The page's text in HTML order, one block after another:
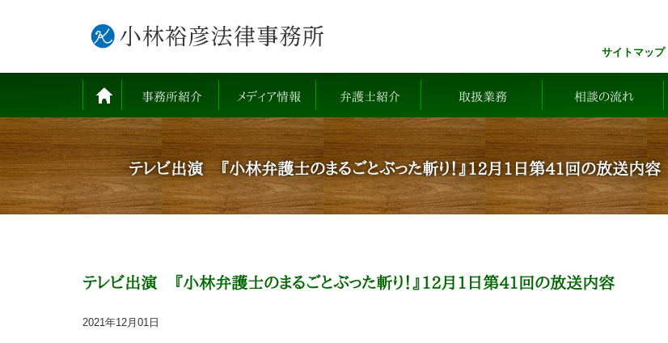
サイトマップ
事務所紹介 メディア情報 弁護士紹介 取扱業務 相談の流れ
テレビ出演 『小林弁護士のまるごとぶった斬り！』12月1日第41回の放送内容
テレビ出演 『小林弁護士のまるごとぶった斬り！』12月1日第41回の放送内容
2021年12月01日